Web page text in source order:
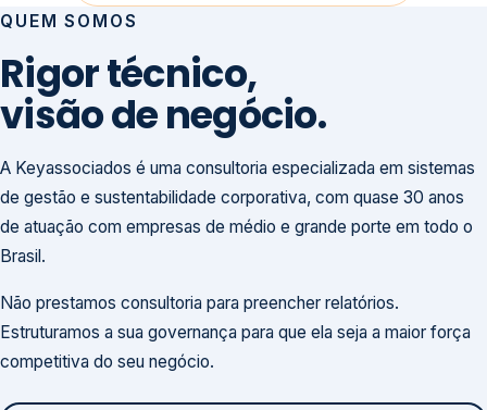
QUEM SOMOS
Rigor técnico,
visão de negócio.
A Keyassociados é uma consultoria especializada em sistemas
de gestão e sustentabilidade corporativa, com quase 30 anos
de atuação com empresas de médio e grande porte em todo o
Brasil.
Não prestamos consultoria para preencher relatórios.
Estruturamos a sua governança para que ela seja a maior força
competitiva do seu negócio.